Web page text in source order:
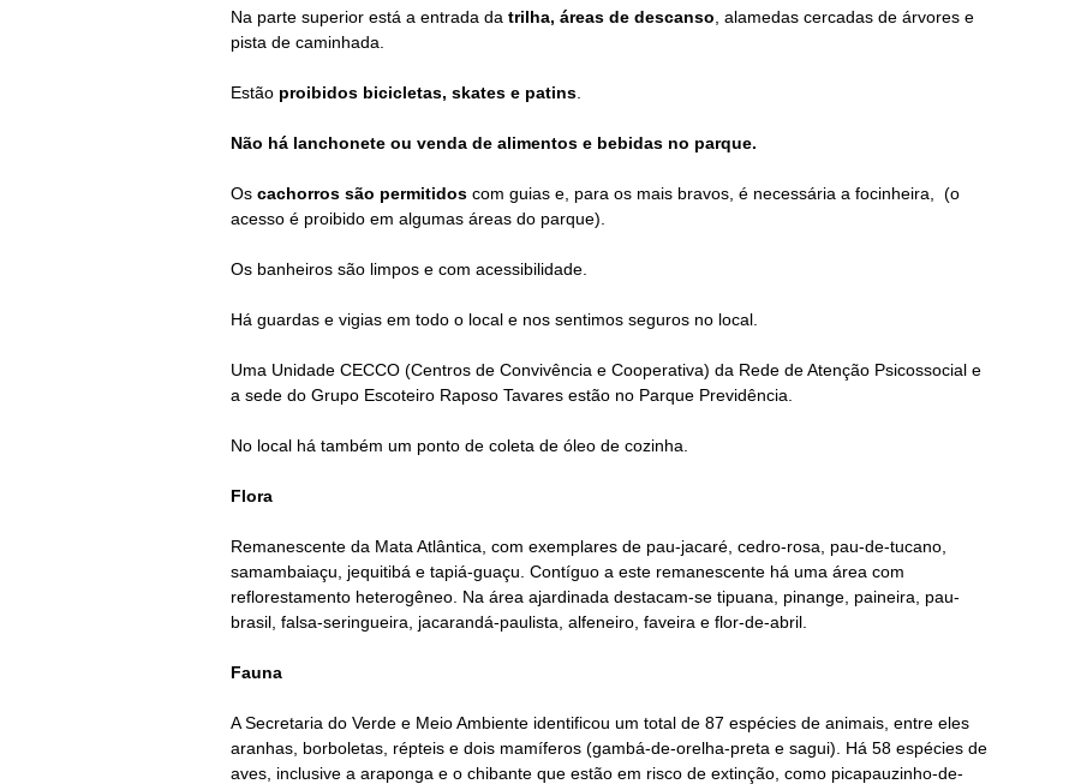
Na parte superior está a entrada da trilha, áreas de descanso , alamedas cercadas de árvores e
pista de caminhada.
Estão proibidos bicicletas, skates e patins
Não há lanchonete ou venda de alimentos e bebidas no parque.
Os cachorros são permitidos com guias e, para os mais bravos, é necessária a focinheira, (o
acesso é proibido em algumas áreas do parque).
Os banheiros são limpos e com acessibilidade.
Há guardas e vigias em todo o local e nos sentimos seguros no local.
Uma Unidade CECCO (Centros de Convivência e Cooperativa) da Rede de Atenção Psicossocial e
a sede do Grupo Escoteiro Raposo Tavares estão no Parque Previdência.
No local há também um ponto de coleta de óleo de cozinha.
Flora
Remanescente da Mata Atlântica, com exemplares de pau-jacaré, cedro-rosa, pau-de-tucano,
samambaiaçu, jequitibá e tapiá-guaçu. Contíguo a este remanescente há uma área com
reflorestamento heterogêneo. Na área ajardinada destacam-se tipuana, pinange, paineira, pau-
brasil, falsa-seringueira, jacarandá-paulista, alfeneiro, faveira e flor-de-abril.
Fauna
A Secretaria do Verde e Meio Ambiente identificou um total de 87 espécies de animais, entre eles
aranhas, borboletas, répteis e dois mamíferos (gambá-de-orelha-preta e sagui). Há 58 espécies de
aves, inclusive a araponga e o chibante que estão em risco de extinção, como picapauzinho-de-